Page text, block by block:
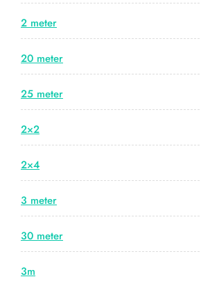
2 meter
20 meter
25 meter
2×2
2×4
3 meter
30 meter
3m